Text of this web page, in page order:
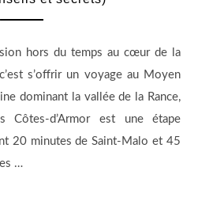
hors du temps au cœur de la
s’offrir un voyage au Moyen
dominant la vallée de la Rance,
Côtes-d’Armor est une étape
20 minutes de Saint-Malo et 45
…